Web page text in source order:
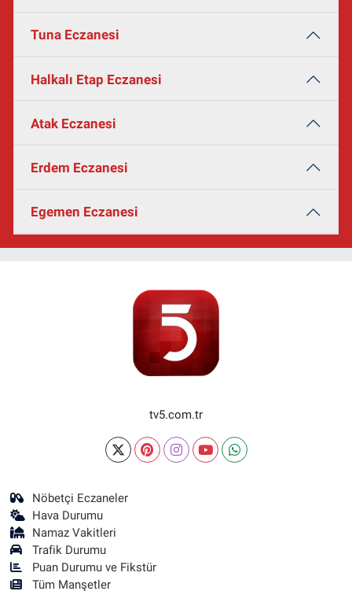
Tuna Eczanesi
Halkalı Etap Eczanesi
Atak Eczanesi
Erdem Eczanesi
Egemen Eczanesi
tv5.com.tr
Nöbetçi Eczaneler
Hava Durumu
Namaz Vakitleri
Trafik Durumu
Puan Durumu ve Fikstür
Tüm Manşetler